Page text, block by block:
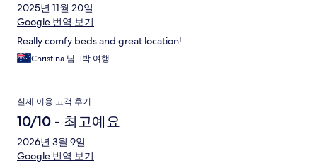
2025년 11월 20일
Google 번역 보기
Really comfy beds and great location!
Christina 님, 1박 여행
실제 이용 고객 후기
10/10 - 최고예요
2026년 3월 9일
Google 번역 보기